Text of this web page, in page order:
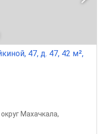
47, д. 47, 42 м²,
Махачкала,